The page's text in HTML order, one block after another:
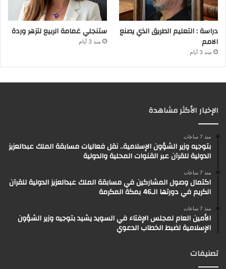
دراسة : التعليم الطريق الذي يصنع
الامم
منذ 3 أيام
ستنجلي غمامة الربيع لتزهر وردة
منذ 3 أيام
الإخبار الأكثر مشاهدة
منذ 7 ساعات
بتوجيه وزير الشؤون الإسلامية.. نقل فعاليات مسابقة الملك عبدالعزيز
الدولية للقرآن عبر القنوات المحلية والدولية
منذ 7 ساعات
اكتمال وصول المشاركين في مسابقة الملك عبدالعزيز الدولية للقرآن
الكريم في دورتها الـ46 بمكة المكرمة
منذ 7 ساعات
الأمين العام لمجلس الإفتاء في السويد يشيد بتوجيه وزير الشؤون
الإسلامية لضبط الخطاب الدعوي
تصنيفات